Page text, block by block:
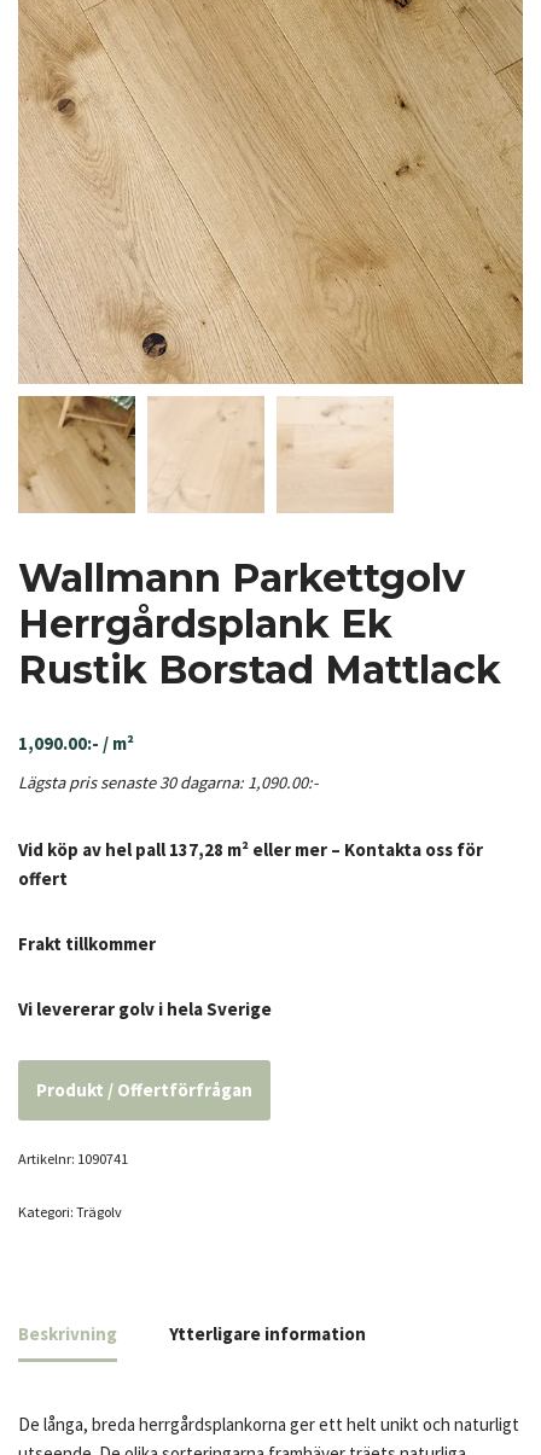
Wallmann Parkettgolv
Herrgårdsplank Ek
Rustik Borstad Mattlack
1,090.00:- / m²
Lägsta pris senaste 30 dagarna: 1,090.00:-
Vid köp av hel pall 137,28 m² eller mer – Kontakta oss för
offert
Frakt tillkommer
Vi levererar golv i hela Sverige
Produkt / Offertförfrågan
Artikelnr: 1090741
Kategori: Trägolv
Beskrivning Ytterligare information
De långa, breda herrgårdsplankorna ger ett helt unikt och naturligt